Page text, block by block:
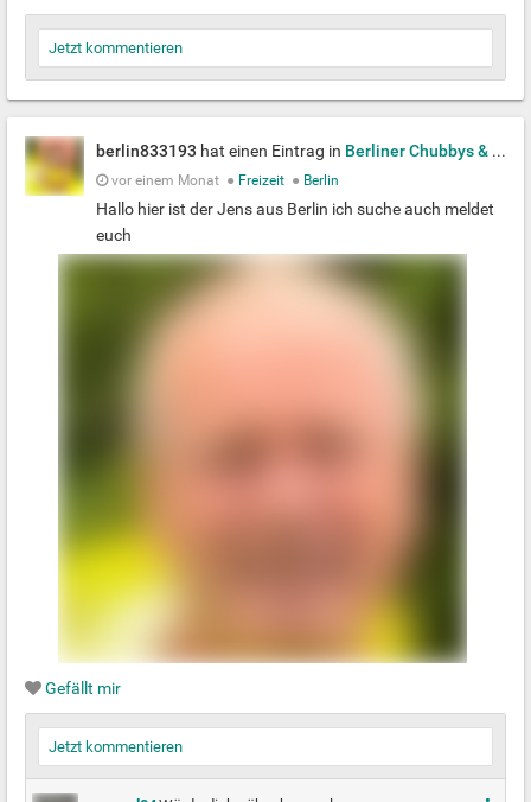
Jetzt kommentieren
berlin833193 hat einen Eintrag in Berliner Chubbys & Bears
vor einem Monat ● Freizeit ● Berlin
Hallo hier ist der Jens aus Berlin ich suche auch meldet
euch
Gefällt mir
Jetzt kommentieren